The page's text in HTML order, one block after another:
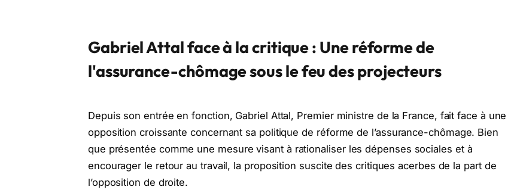
Gabriel Attal face à la critique : Une réforme de
l'assurance-chômage sous le feu des projecteurs
Depuis son entrée en fonction, Gabriel Attal, Premier ministre de la France, fait face à une
opposition croissante concernant sa politique de réforme de l’assurance-chômage. Bien
que présentée comme une mesure visant à rationaliser les dépenses sociales et à
encourager le retour au travail, la proposition suscite des critiques acerbes de la part de
l’opposition de droite.